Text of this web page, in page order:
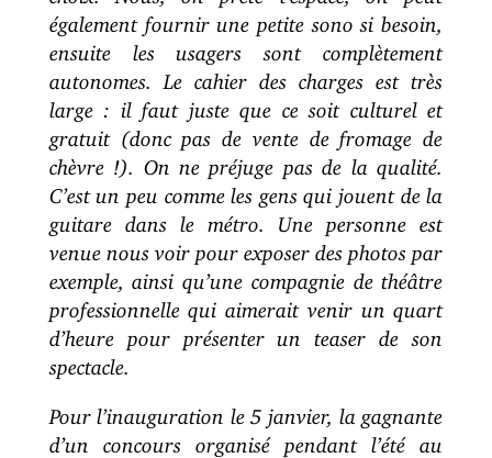
également fournir une petite sono si besoin,
ensuite les usagers sont complètement
autonomes. Le cahier des charges est très
large : il faut juste que ce soit culturel et
gratuit (donc pas de vente de fromage de
chèvre !). On ne préjuge pas de la qualité.
C’est un peu comme les gens qui jouent de la
guitare dans le métro. Une personne est
venue nous voir pour exposer des photos par
exemple, ainsi qu’une compagnie de théâtre
professionnelle qui aimerait venir un quart
d’heure pour présenter un teaser de son
spectacle.
Pour l’inauguration le 5 janvier, la gagnante
d’un concours organisé pendant l’été au